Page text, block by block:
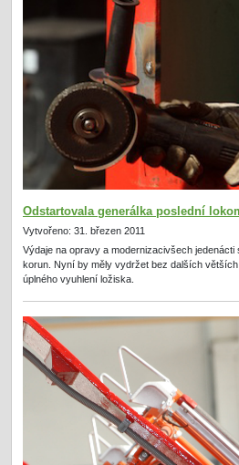
Odstartovala generálka poslední
Vytvořeno: 31. březen 2011
Výdaje na opravy a modernizacivšech jedenácti
korun. Nyní by měly vydržet bez dalších
úplného vyuhlení ložiska.